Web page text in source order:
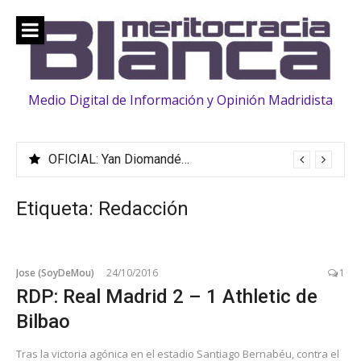
contenido
Medio Digital de Información y Opinión Madridista
OFICIAL: Yan Diomandé ficha hasta 2033
Etiqueta: Redacción
Jose (SoyDeMou) 24/10/2016 1
RDP: Real Madrid 2 – 1 Athletic de
Bilbao
Tras la victoria agónica en el estadio Santiago Bernabéu, contra el